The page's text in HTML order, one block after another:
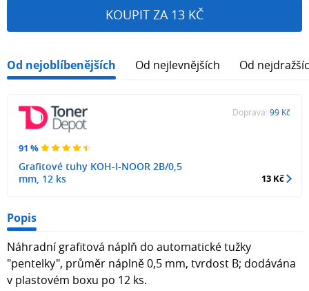
KOUPIT ZA 13 KČ
Od nejoblíbenějších Od nejlevnějších Od
91 %
Grafitové tuhy KOH-I-NOOR 2B/0,5
mm, 12 ks
Doprava: 99 Kč
13 Kč
Popis
Náhradní grafitová náplň do automatické tužky
"pentelky", průměr náplně 0,5 mm, tvrdost B; dodávána
v plastovém boxu po 12 ks.